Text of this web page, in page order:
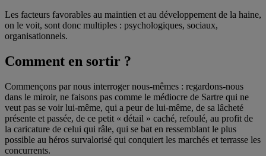
Les facteurs favorables au maintien et au développement de la haine,
on le voit, sont donc multiples : psychologiques, sociaux,
organisationnels.
Comment en sortir ?
Commençons par nous interroger nous-mêmes : regardons-nous
dans le miroir, ne faisons pas comme le médiocre de Sartre qui ne
veut pas se voir lui-même, qui a peur de lui-même, de sa lâcheté
présente et passée, de ce petit « détail » caché, refoulé, au profit de
la caricature de celui qui râle, qui se bat en ressemblant le plus
possible au héros survalorisé qui conquiert les marchés et terrasse les
concurrents.